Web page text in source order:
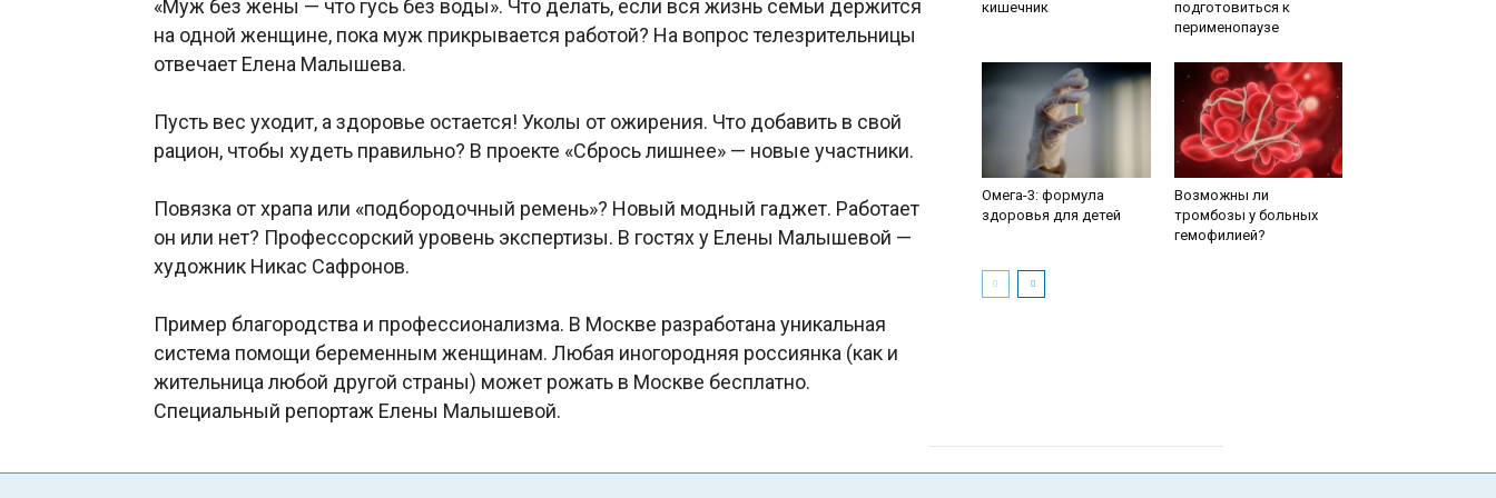
«Муж без жены — что гусь без воды». Что делать, если вся жизнь семьи держится
на одной женщине, пока муж прикрывается работой? На вопрос телезрительницы
отвечает Елена Малышева.
Пусть вес уходит, а здоровье остается! Уколы от ожирения. Что добавить в свой
рацион, чтобы худеть правильно? В проекте «Сбрось лишнее» — новые участники.
Повязка от храпа или «подбородочный ремень»? Новый модный гаджет. Работает
он или нет? Профессорский уровень экспертизы. В гостях у Елены Малышевой —
художник Никас Сафронов.
Пример благородства и профессионализма. В Москве разработана уникальная
система помощи беременным женщинам. Любая иногородняя россиянка (как и
жительница любой другой страны) может рожать в Москве бесплатно.
Специальный репортаж Елены Малышевой.
кишечник
подготовиться к
перименопаузе
Омега-3: формула
здоровья для детей
Возможны ли
тромбозы у больных
гемофилией?